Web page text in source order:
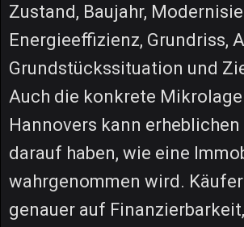
Zustand, Baujahr,
Energieeffizienz, Grundriss,
Grundstückssituation und
Auch die konkrete
Hannovers kann
darauf haben, wie eine
wahrgenommen wird.
genauer auf Finanzierbarkeit,